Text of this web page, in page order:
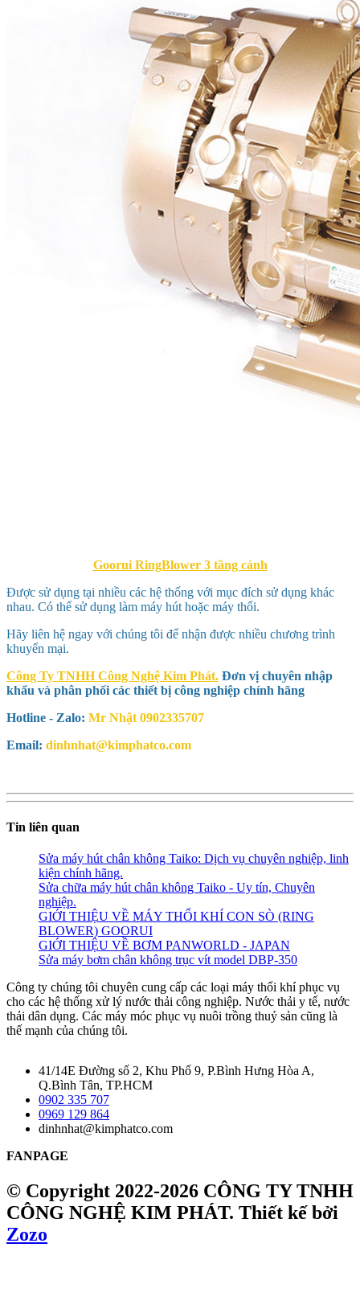
Goorui RingBlower 3 tầng cánh
Được sử dụng tại nhiều các hệ thống với mục đích sử dụng khác
nhau. Có thể sử dụng làm máy hút hoặc máy thổi.
Hãy liên hệ ngay với chúng tôi để nhận được nhiều chương trình
khuyến mại.
Công Ty TNHH Công Nghệ Kim Phát. Đơn vị chuyên nhập
khẩu và phân phối các thiết bị công nghiệp chính hãng
Hotline - Zalo: Mr Nhật 0902335707
Email: dinhnhat@kimphatco.com
Tin liên quan
Sửa máy hút chân không Taiko: Dịch vụ chuyên nghiệp, linh
kiện chính hãng.
Sửa chữa máy hút chân không Taiko - Uy tín, Chuyên
nghiệp.
GIỚI THIỆU VỀ MÁY THỔI KHÍ CON SÒ (RING
BLOWER) GOORUI
GIỚI THIỆU VỀ BƠM PANWORLD - JAPAN
Sửa máy bơm chân không trục vít model DBP-350
Công ty chúng tôi chuyên cung cấp các loại máy thổi khí phục vụ
cho các hệ thống xử lý nước thải công nghiệp. Nước thải y tế, nước
thải dân dụng. Các máy móc phục vụ nuôi trồng thuỷ sản cũng là
thế mạnh của chúng tôi.
41/14E Đường số 2, Khu Phố 9, P.Bình Hưng Hòa A,
Q.Bình Tân, TP.HCM
0902 335 707
0969 129 864
dinhnhat@kimphatco.com
FANPAGE
© Copyright 2022-2026 CÔNG TY TNHH
CÔNG NGHỆ KIM PHÁT. Thiết kế bởi
Zozo